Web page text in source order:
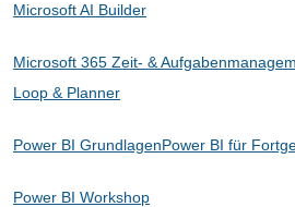
Microsoft AI Builder
Microsoft 365 Zeit- &
Loop & Planner
Power BI GrundlagenPower BI für
Power BI Workshop